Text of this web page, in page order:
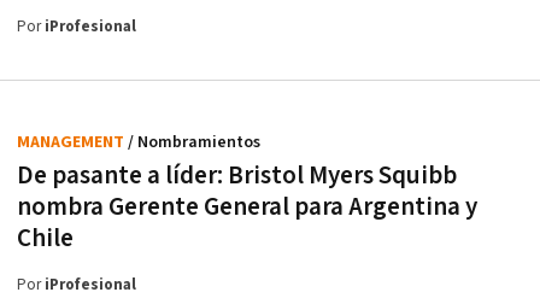
PoriProfesional
De pasante a líder: Bristol Myers Squibb
nombra Gerente General para Argentina y
Chile
MANAGEMENT / Nombramientos
PoriProfesional